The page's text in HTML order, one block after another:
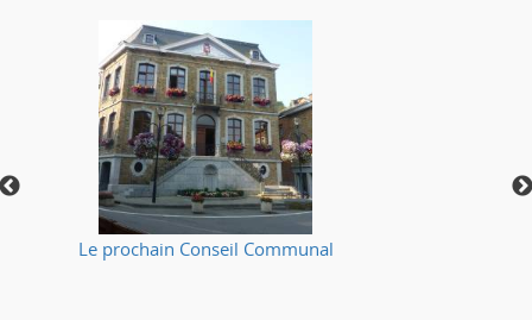
Le prochain Conseil Communal